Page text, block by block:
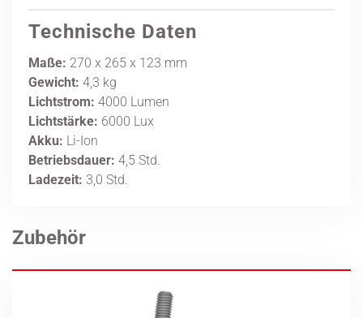
Technische Daten
Maße: 270 x 265 x 123 mm
Gewicht: 4,3 kg
Lichtstrom: 4000 Lumen
Lichtstärke: 6000 Lux
Akku: Li-Ion
Betriebsdauer: 4,5 Std.
Ladezeit: 3,0 Std.
Zubehör